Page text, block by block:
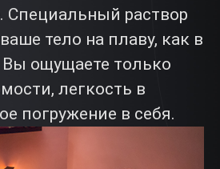
Специальный раствор
тело на плаву, как в
ощущаете только
легкость в
погружение в себя.